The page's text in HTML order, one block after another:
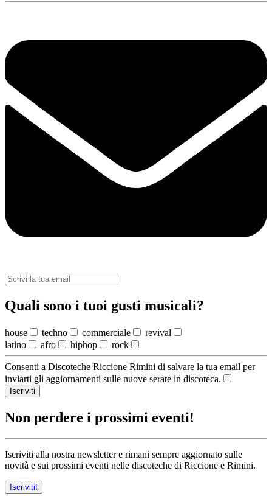
Quali sono i tuoi gusti musicali?
house techno commerciale
revival
latino
afro hiphop rock
Consenti a Discoteche Riccione Rimini di salvare la tua email per
inviarti gli aggiornamenti sulle nuove serate in discoteca.
Iscriviti
Non perdere i prossimi eventi!
Iscriviti alla nostra newsletter e rimani sempre aggiornato sulle
novità e sui prossimi eventi nelle discoteche di Riccione e Rimini.
Iscriviti!